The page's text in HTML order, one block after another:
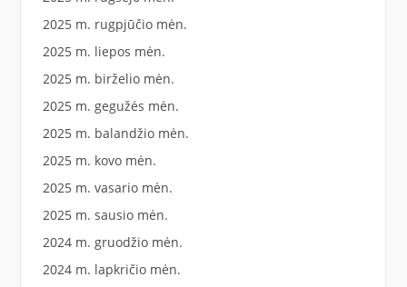
2025 m. rugpjūčio mėn.
2025 m. liepos mėn.
2025 m. birželio mėn.
2025 m. gegužės mėn.
2025 m. balandžio mėn.
2025 m. kovo mėn.
2025 m. vasario mėn.
2025 m. sausio mėn.
2024 m. gruodžio mėn.
2024 m. lapkričio mėn.